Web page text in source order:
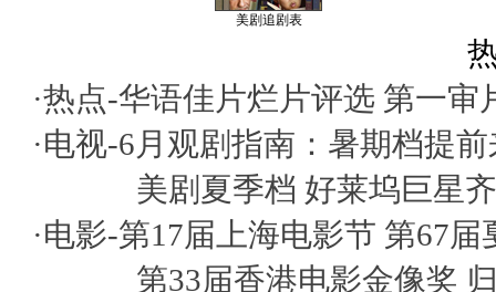
美剧追剧表
·热点-华语佳片烂片评选 第一审
·电视-6月观剧指南：暑期档提
美剧夏季档 好莱坞巨星
·电影-第17届上海电影节 第67届
第33届香港电影金像奖